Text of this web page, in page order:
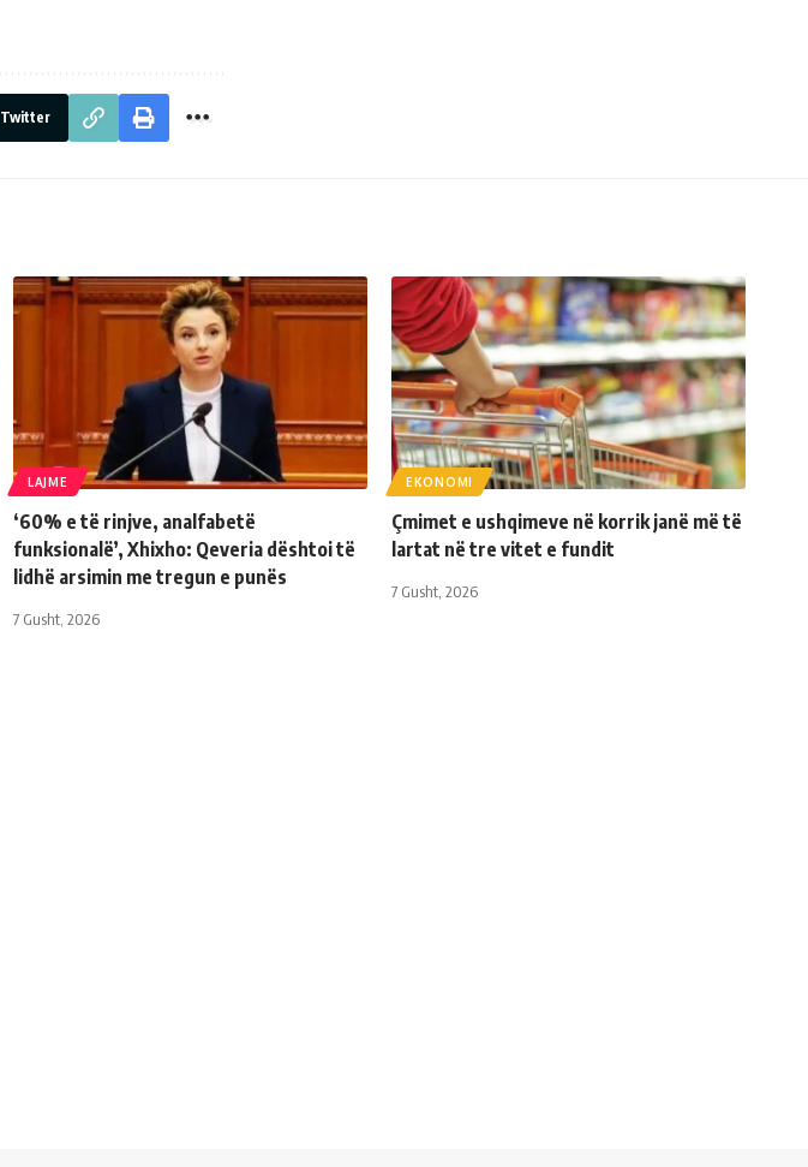
Twitter
LAJME
‘60% e të rinjve, analfabetë
funksionalë’, Xhixho: Qeveria dështoi të
lidhë arsimin me tregun e punës
7 Gusht, 2026
EKONOMI
Çmimet e ushqimeve në korrik janë më të
lartat në tre vitet e fundit
7 Gusht, 2026